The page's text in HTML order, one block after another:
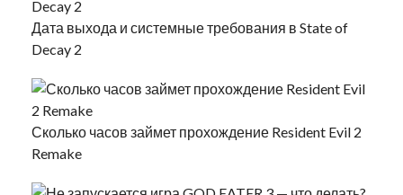
Дата выхода и системные требования в State of
Decay 2
Сколько часов займет прохождение Resident Evil 2
Remake